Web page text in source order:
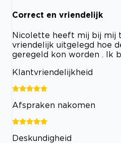
Correct en vriendelijk
Nicolette heeft mij bij mij
vriendelijk uitgelegd hoe
geregeld kon worden . Ik
Klantvriendelijkheid
Afspraken nakomen
Deskundigheid